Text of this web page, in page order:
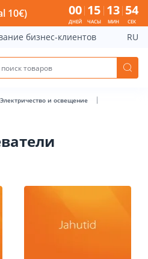
has loaded
10€) 00
ДНЕЙ
15
ЧАСЫ
13
МИН
53
СЕК
бизнес-клиентов RU
Электричество и освещение